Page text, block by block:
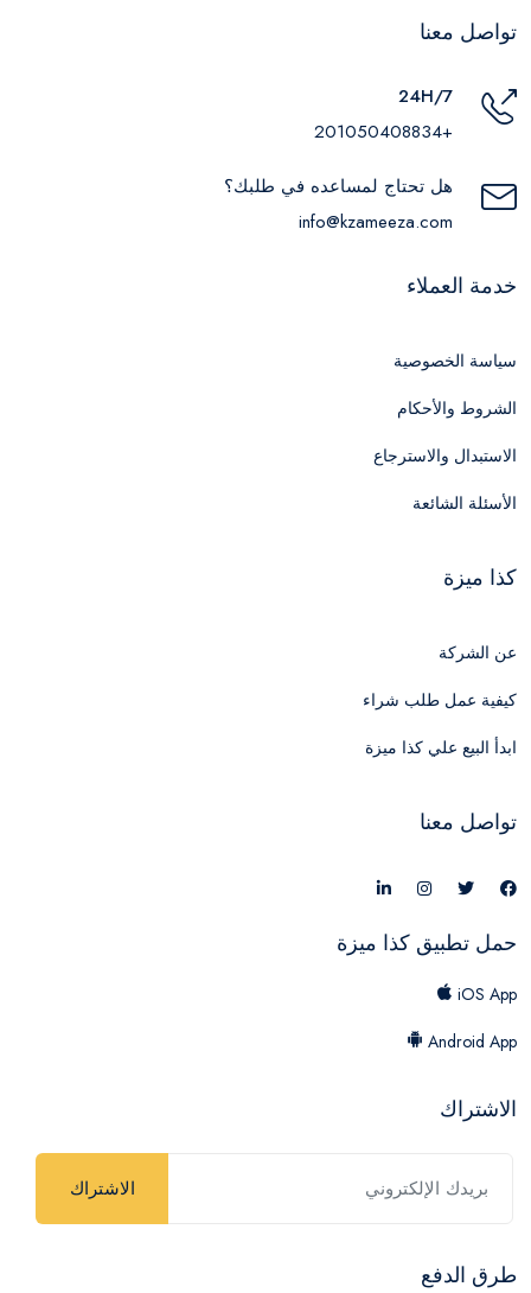
تواصل معنا
24H/7
+201050408834
هل تحتاج لمساعده في طلبك؟
info@kzameeza.com
خدمة العملاء
سياسة الخصوصية
الشروط والأحكام
الاستبدال والاسترجاع
الأسئلة الشائعة
كذا ميزة
عن الشركة
كيفية عمل طلب شراء
ابدأ البيع علي كذا ميزة
تواصل معنا
حمل تطبيق كذا ميزة
iOS App
Android App
الاشتراك
الاشتراك
طرق الدفع